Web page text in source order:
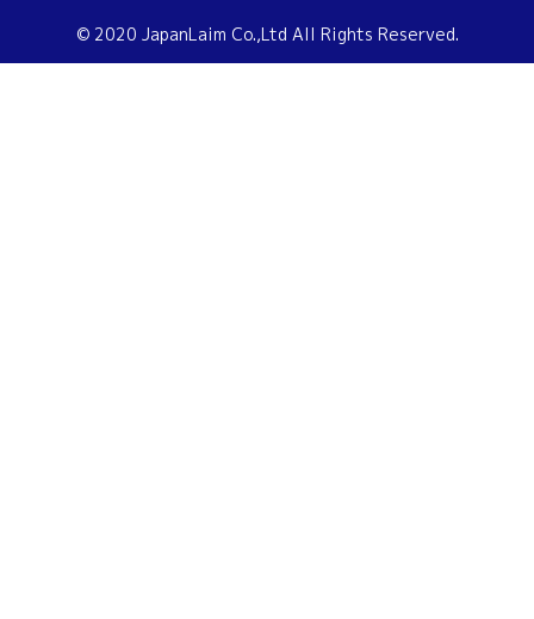
© 2020 JapanLaim Co.,Ltd All Rights Reserved.